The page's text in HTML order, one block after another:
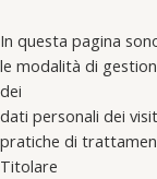
In questa pagina
le modalità di
dei
dati personali dei
pratiche di
Titolare